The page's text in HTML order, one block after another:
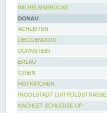
WILHELMSBRÜCKE
DONAU
ACHLEITEN
DEGGENDORF
DÜRNSTEIN
ERLAU
GREIN
HOFKIRCHEN
INGOLSTADT LUITPOLDSTRASSE
KACHLET SCHLEUSE UP